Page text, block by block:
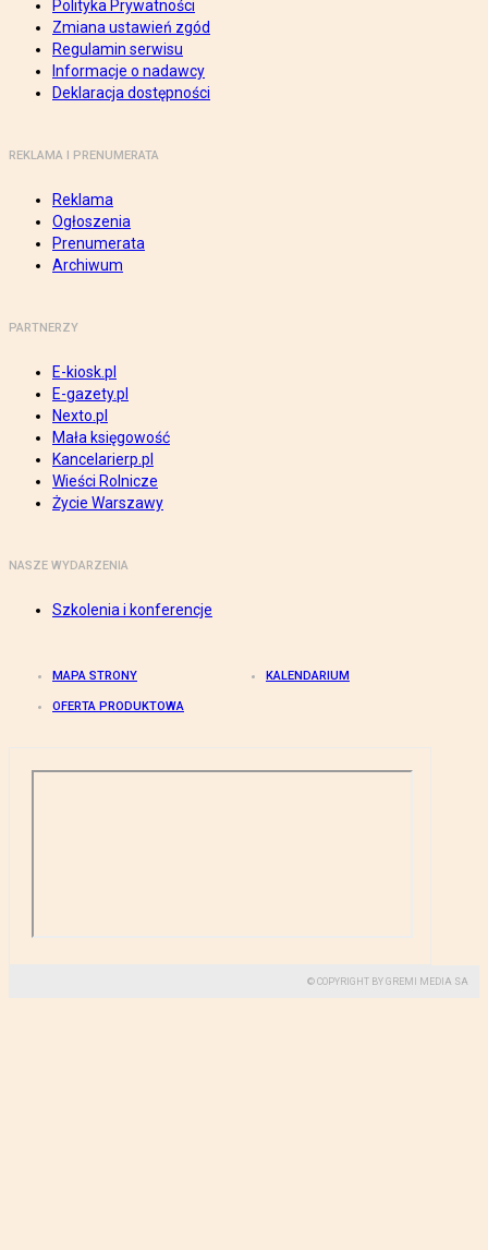
Polityka Prywatności
Zmiana ustawień zgód
Regulamin serwisu
Informacje o nadawcy
Deklaracja dostępności
REKLAMA I PRENUMERATA
Reklama
Ogłoszenia
Prenumerata
Archiwum
PARTNERZY
E-kiosk.pl
E-gazety.pl
Nexto.pl
Mała księgowość
Kancelarierp.pl
Wieści Rolnicze
Życie Warszawy
NASZE WYDARZENIA
Szkolenia i konferencje
MAPA STRONY KALENDARIUM
OFERTA PRODUKTOWA
© COPYRIGHT BY GREMI MEDIA SA